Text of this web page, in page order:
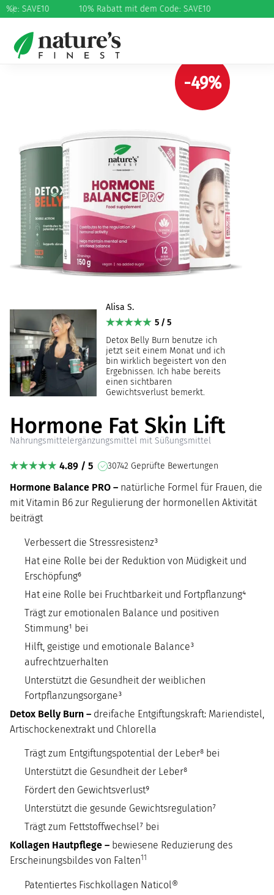
%SAVE10 10% Rabatt mit dem Code: SAVE10
Start/Schönheit und Pflege/Haut und Falten (Anti-
Aging)
/ Hormone Fat Skin Lift
-49%
Alisa S.
5 / 5
Detox Belly Burn benutze ich
jetzt seit einem Monat und ich
bin wirklich begeistert von den
Ergebnissen. Ich habe bereits
einen sichtbaren
Gewichtsverlust bemerkt.
Hormone Fat Skin Lift
Nahrungsmittelergänzungsmittel mit Süßungsmittel
4.89 / 5 30742 Geprüfte Bewertungen
Hormone Balance PRO – natürliche Formel für Frauen, die
mit Vitamin B6 zur Regulierung der hormonellen Aktivität
beiträgt
Verbessert die Stressresistenz³
Hat eine Rolle bei der Reduktion von Müdigkeit und
Erschöpfung⁶
Hat eine Rolle bei Fruchtbarkeit und Fortpflanzung⁴
Trägt zur emotionalen Balance und positiven
Stimmung¹ bei
Hilft, geistige und emotionale Balance³
aufrechtzuerhalten
Unterstützt die Gesundheit der weiblichen
Fortpflanzungsorgane³
Detox Belly Burn – dreifache Entgiftungskraft: Mariendistel,
Artischockenextrakt und Chlorella
Trägt zum Entgiftungspotential der Leber⁸ bei
Unterstützt die Gesundheit der Leber⁸
Fördert den Gewichtsverlust⁹
Unterstützt die gesunde Gewichtsregulation⁷
Trägt zum Fettstoffwechsel⁷ bei
Kollagen Hautpflege – bewiesene Reduzierung des
Erscheinungsbildes von Falten11
Patentiertes Fischkollagen Naticol®